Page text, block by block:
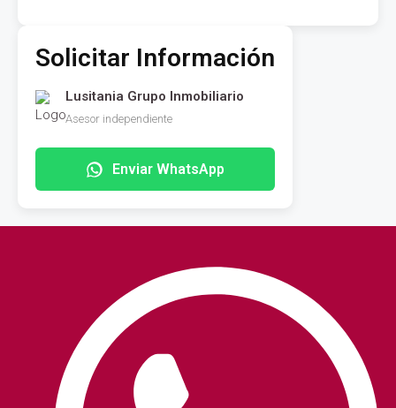
Solicitar Información
Lusitania Grupo Inmobiliario
Asesor independiente
Enviar WhatsApp